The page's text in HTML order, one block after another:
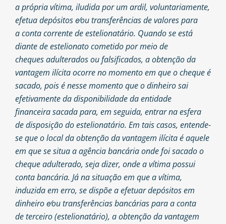
a própria vítima, iludida por um ardil, voluntariamente,
efetua depósitos e⁄ou transferências de valores para
a conta corrente de estelionatário. Quando se está
diante de estelionato cometido por meio de
cheques adulterados ou falsificados, a obtenção da
vantagem ilícita ocorre no momento em que o cheque é
sacado, pois é nesse momento que o dinheiro sai
efetivamente da disponibilidade da entidade
financeira sacada para, em seguida, entrar na esfera
de disposição do estelionatário. Em tais casos, entende-
se que o local da obtenção da vantagem ilícita é aquele
em que se situa a agência bancária onde foi sacado o
cheque adulterado, seja dizer, onde a vítima possui
conta bancária. Já na situação em que a vítima,
induzida em erro, se dispõe a efetuar depósitos em
dinheiro e⁄ou transferências bancárias para a conta
de terceiro (estelionatário), a obtenção da vantagem